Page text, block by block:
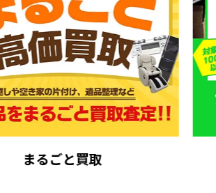
まるごと買取